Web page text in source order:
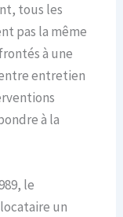
tous les
pas la même
à une
entretien
à la
le
un